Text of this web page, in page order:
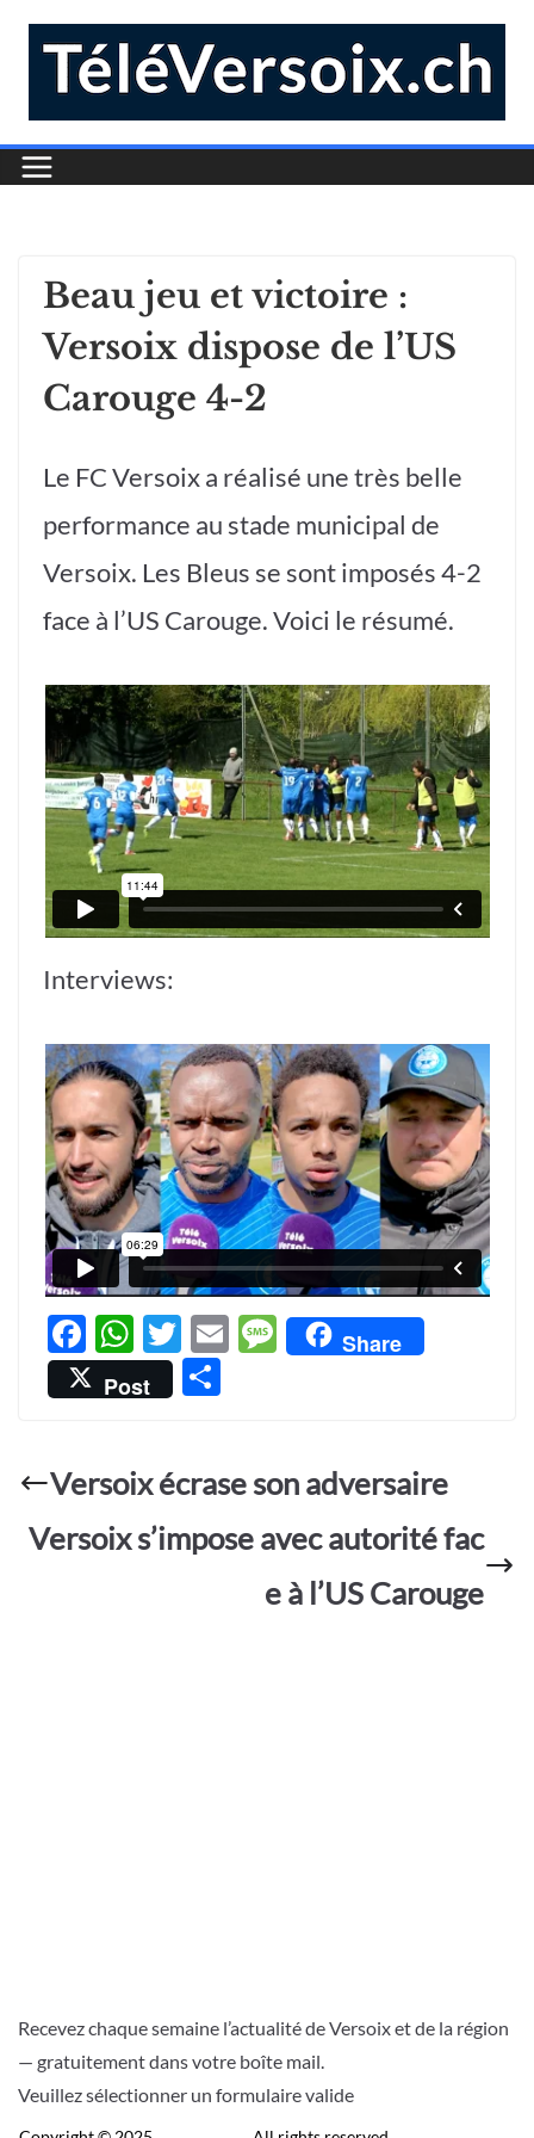
Beau jeu et victoire :
Versoix dispose de l’US
Carouge 4-2
Le FC Versoix a réalisé une très belle
performance au stade municipal de
Versoix. Les Bleus se sont imposés 4-2
face à l’US Carouge. Voici le résumé.
Interviews:
F
ac
e
o
o
k
W
h
at
A
p
p
T
w
itt
E
M
e
Share
Post
g
er
Versoix écrase son adversaire
Versoix s’impose avec autorité fac
e à l’US Carouge
Recevez chaque semaine l’actualité de Versoix et de la région
— gratuitement dans votre boîte mail.
Veuillez sélectionner un formulaire valide